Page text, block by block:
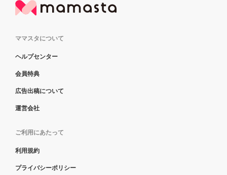
ママスタについて
ヘルプセンター
会員特典
広告出稿について
運営会社
ご利用にあたって
利用規約
プライバシーポリシー